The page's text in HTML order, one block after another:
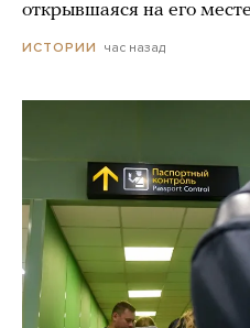
открывшаяся на его месте
ИСТОРИИ час назад